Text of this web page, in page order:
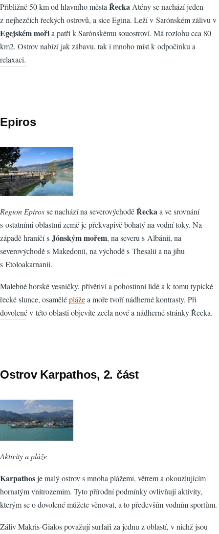
Přibližně 50 km od hlavního města Řecka Atény se nachází jeden
z nejhezčích řeckých ostrovů, a sice Egina. Leží v Sarónském zálivu v
Egejském mořia patří k Sarónskému souostroví. Má rozlohu cca 80
km2. Ostrov nabízí jak zábavu, tak i mnoho míst k odpočinku a
relaxaci.
Epiros
Region Epirosse nachází na severovýchoděŘecka a ve srovnání
s ostatními oblastmi země je překvapivě bohatý na vodní toky. Na
západě hraničí s Jónským mořem, na severu s Albánií, na
severovýchodě s Makedonií, na východě s Thesalií a na jihu
s Etoloakarnanií.
Malebné horské vesničky, přívětiví a pohostinní lidé a k tomu typické
řecké slunce, osaměléplážea moře tvoří nádherné kontrasty. Při
dovolené v této oblasti objevíte zcela nové a nádherné stránky Řecka.
Ostrov Karpathos, 2. část
Aktivity a pláže
Karpathosje malý ostrov s mnoha plážemi, větrem a okouzlujícím
hornatým vnitrozemím. Tyto přírodní podmínky ovlivňují aktivity,
kterým se o dovolené můžete věnovat, a to především vodním sportům.
Záliv Makris-Gialos považují surfaři za jednu z oblastí, v nichž jsou